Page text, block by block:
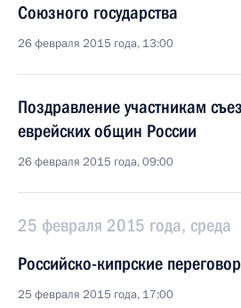
Союзного государства
26 февраля 2015 года, 13:00
Поздравление участникам
еврейских общин России
26 февраля 2015 года, 09:00
25 февраля 2015 года, среда
Российско-кипрские
25 февраля 2015 года, 17:00